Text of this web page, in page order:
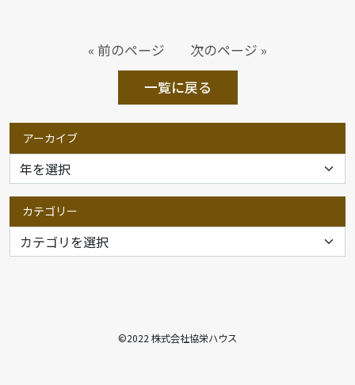
« 前のページ
一覧に戻る
次のページ »
アーカイブ
カテゴリー
©2022 株式会社協栄ハウス